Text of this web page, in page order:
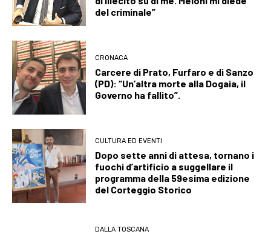
del criminale”
CRONACA
Carcere di Prato, Furfaro e di Sanzo
(PD): “Un’altra morte alla Dogaia, il
Governo ha fallito”.
CULTURA ED EVENTI
Dopo sette anni di attesa, tornano i
fuochi d’artificio a suggellare il
programma della 59esima edizione
del Corteggio Storico
DALLA TOSCANA